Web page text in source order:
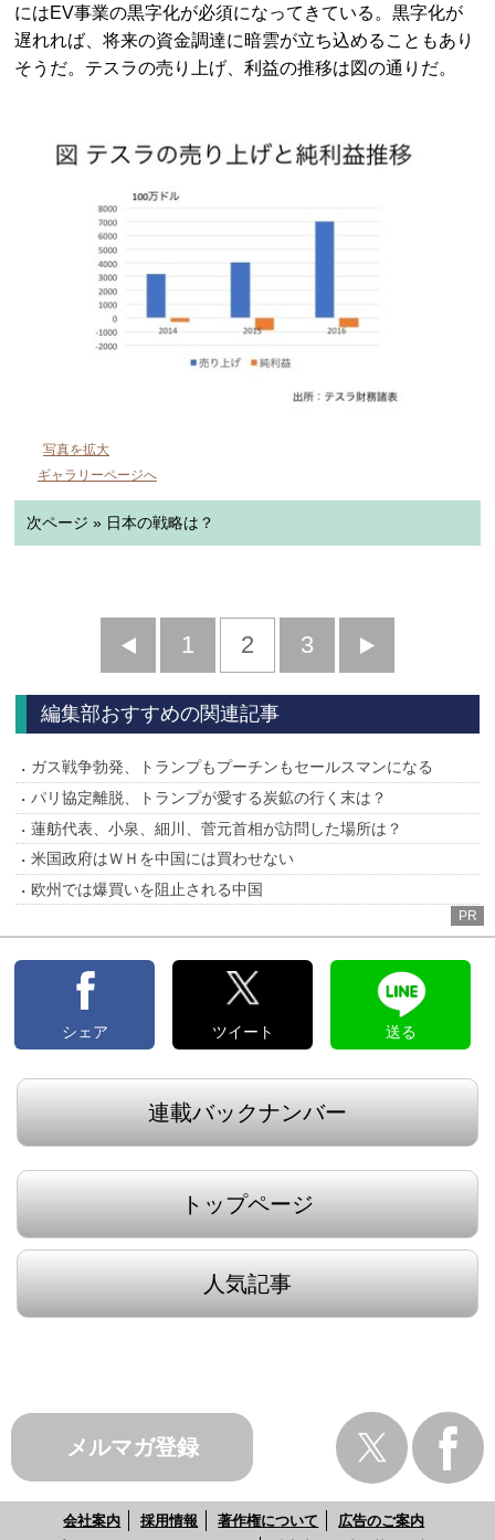
にはEV事業の黒字化が必須になってきている。黒字化が
遅れれば、将来の資金調達に暗雲が立ち込めることもあり
そうだ。テスラの売り上げ、利益の推移は図の通りだ。
写真を拡大
ギャラリーページへ
次ページ » 日本の戦略は？
前
へ
1 2 3
へ
編集部おすすめの関連記事
ガス戦争勃発、トランプもプーチンもセールスマンになる
パリ協定離脱、トランプが愛する炭鉱の行く末は？
蓮舫代表、小泉、細川、菅元首相が訪問した場所は？
米国政府はＷＨを中国には買わせない
欧州では爆買いを阻止される中国
PR
シェア ツイート 送る
連載バックナンバー
トップページ
人気記事
メルマガ登録
会社案内 採用情報 著作権について
広告のご案内